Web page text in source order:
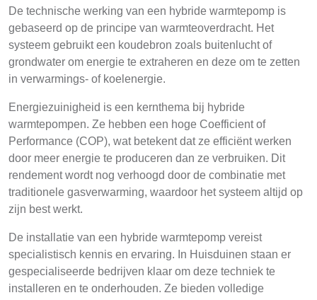
De technische werking van een hybride warmtepomp is
gebaseerd op de principe van warmteoverdracht. Het
systeem gebruikt een koudebron zoals buitenlucht of
grondwater om energie te extraheren en deze om te zetten
in verwarmings- of koelenergie.
Energiezuinigheid is een kernthema bij hybride
warmtepompen. Ze hebben een hoge Coefficient of
Performance (COP), wat betekent dat ze efficiënt werken
door meer energie te produceren dan ze verbruiken. Dit
rendement wordt nog verhoogd door de combinatie met
traditionele gasverwarming, waardoor het systeem altijd op
zijn best werkt.
De installatie van een hybride warmtepomp vereist
specialistisch kennis en ervaring. In Huisduinen staan er
gespecialiseerde bedrijven klaar om deze techniek te
installeren en te onderhouden. Ze bieden volledige